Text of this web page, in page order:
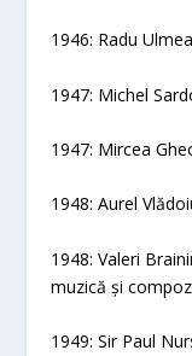
1946: Radu
1947: Michel
1947: Mircea
1948: Aurel
1948: Valeri
muzică și
1949: Sir Paul